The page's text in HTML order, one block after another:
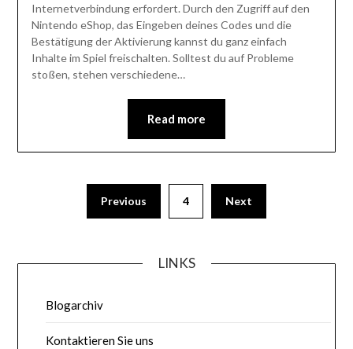
Internetverbindung erfordert. Durch den Zugriff auf den
Nintendo eShop, das Eingeben deines Codes und die
Bestätigung der Aktivierung kannst du ganz einfach
Inhalte im Spiel freischalten. Solltest du auf Probleme
stoßen, stehen verschiedene…
Read more
pagination
Previous 4 Next
LINKS
Blogarchiv
Kontaktieren Sie uns